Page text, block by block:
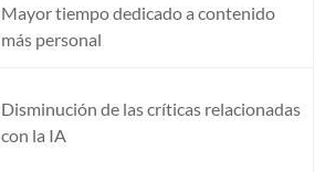
Mayor tiempo dedicado a contenido
más personal
Disminución de las críticas relacionadas
con la IA